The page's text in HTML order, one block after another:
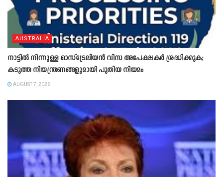
AUSTRALIA
നാട്ടിൽ നിന്നുള്ള ഓസ്‌ട്രേലിയൻ വിസ അപേക്ഷകർ ശ്രദ്ധിക്കുക;
കടുത്ത നിയന്ത്രണങ്ങളുമായി പുതിയ നിയമം
AUGUST 7, 2026